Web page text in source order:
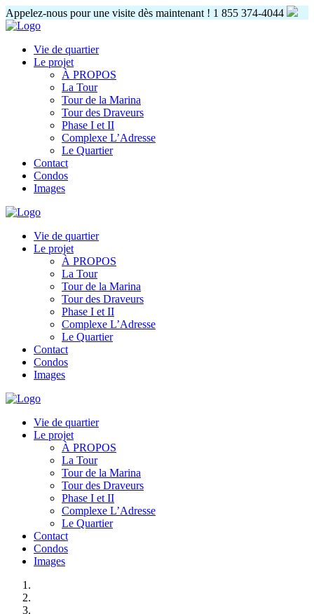
Appelez-nous pour une visite dès maintenant ! 1 855 374-4044
Vie de quartier
Le projet
À PROPOS
La Tour
Tour de la Marina
Tour des Draveurs
Phase I et II
Complexe L’Adresse
Le Quartier
Contact
Condos
Images
Vie de quartier
Le projet
À PROPOS
La Tour
Tour de la Marina
Tour des Draveurs
Phase I et II
Complexe L’Adresse
Le Quartier
Contact
Condos
Images
Vie de quartier
Le projet
À PROPOS
La Tour
Tour de la Marina
Tour des Draveurs
Phase I et II
Complexe L’Adresse
Le Quartier
Contact
Condos
Images